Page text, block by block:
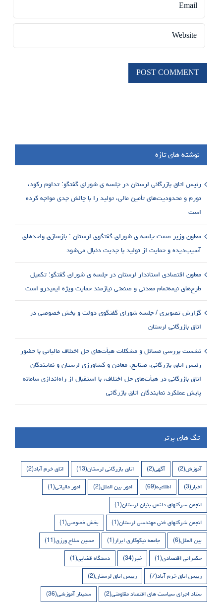
نوشته های تازه
رئیس اتاق بازرگانی لرستان در جلسه ی شورای گفتگو: تداوم رکود،
تورم و محدودیت‌های تأمین مالی، تولید را با چالش جدی مواجه کرده
است
معاون وزیر صمت جلسه ی شورای گفتگوی لرستان : بازسازی واحدهای
آسیب‌دیده و حمایت از تولید با جدیت دنبال می‌شود
معاون اقتصادی استاندار لرستان در جلسه ی شورای گفتگو: تکمیل
طرح‌های نیمه‌تمام معدنی و صنعتی نیازمند حمایت ویژه ایمیدرو است
گزارش تصویری / جلسه شورای گفتگوی دولت و بخش خصوصی در
اتاق بازرگانی لرستان
نشست بررسی مسائل و مشکلات هیأت‌های حل اختلاف مالیاتی با حضور
رئیس اتاق بازرگانی، صنایع، معادن و کشاورزی لرستان و نمایندگان
اتاق بازرگانی در هیأت‌های حل اختلاف، با استقبال از راه‌اندازی سامانه
پایش عملکرد نمایندگان اتاق بازرگانی
تگ های برتر
آموزش(2) آگهی(2) اتاق بازرگانی لرستان(13) اتاق خرم آباد(2)
اخبار(3) اطلاعیه(69) امور بین الملل(2) امور مالیاتی(1)
انجمن شرکتهای دانش بنیان لرستان(1)
انجمن شرکتهای فنی مهندسی لرستان(1) بخش خصوصی(1)
بین الملل(6) جامعه نیکوکاری ابرار(1) حسین سلاح ورزی(11)
حکمرانی اقتصادی(1) خبر(34) دستگاه قضایی(1)
رییس اتاق خرم آباد(7) رییس اتاق لرستان(2)
ستاد اجرای سیاست های اقتصاد مقاومتی(2) سمینار آموزشی(36)